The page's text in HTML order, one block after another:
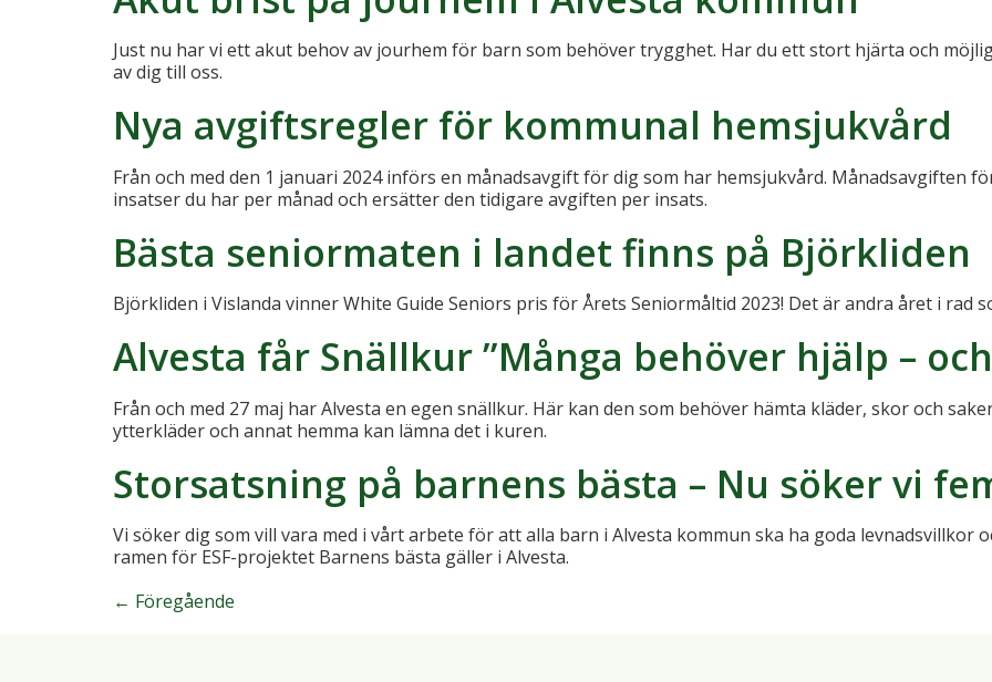
Just nu har vi ett akut behov av jourhem för barn som behöver trygghet. Har du ett stort hjärta och
av dig till oss.
Nya avgiftsregler för kommunal hemsjukvård
Från och med den 1 januari 2024 införs en månadsavgift för dig som har hemsjukvård. Månadsavgiften
insatser du har per månad och ersätter den tidigare avgiften per insats.
Bästa seniormaten i landet finns på Björkliden
Björkliden i Vislanda vinner White Guide Seniors pris för Årets Seniormåltid 2023! Det är andra året i rad
Alvesta får Snällkur ”Många behöver hjälp –
Från och med 27 maj har Alvesta en egen snällkur. Här kan den som behöver hämta kläder, skor och
ytterkläder och annat hemma kan lämna det i kuren.
Storsatsning på barnens bästa – Nu söker vi
Vi söker dig som vill vara med i vårt arbete för att alla barn i Alvesta kommun ska ha goda levnadsvillkor
ramen för ESF-projektet Barnens bästa gäller i Alvesta.
← Föregående